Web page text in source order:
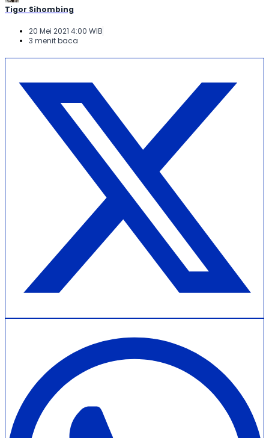
Tigor Sihombing
20 Mei 2021 4:00 WIB
3 menit baca